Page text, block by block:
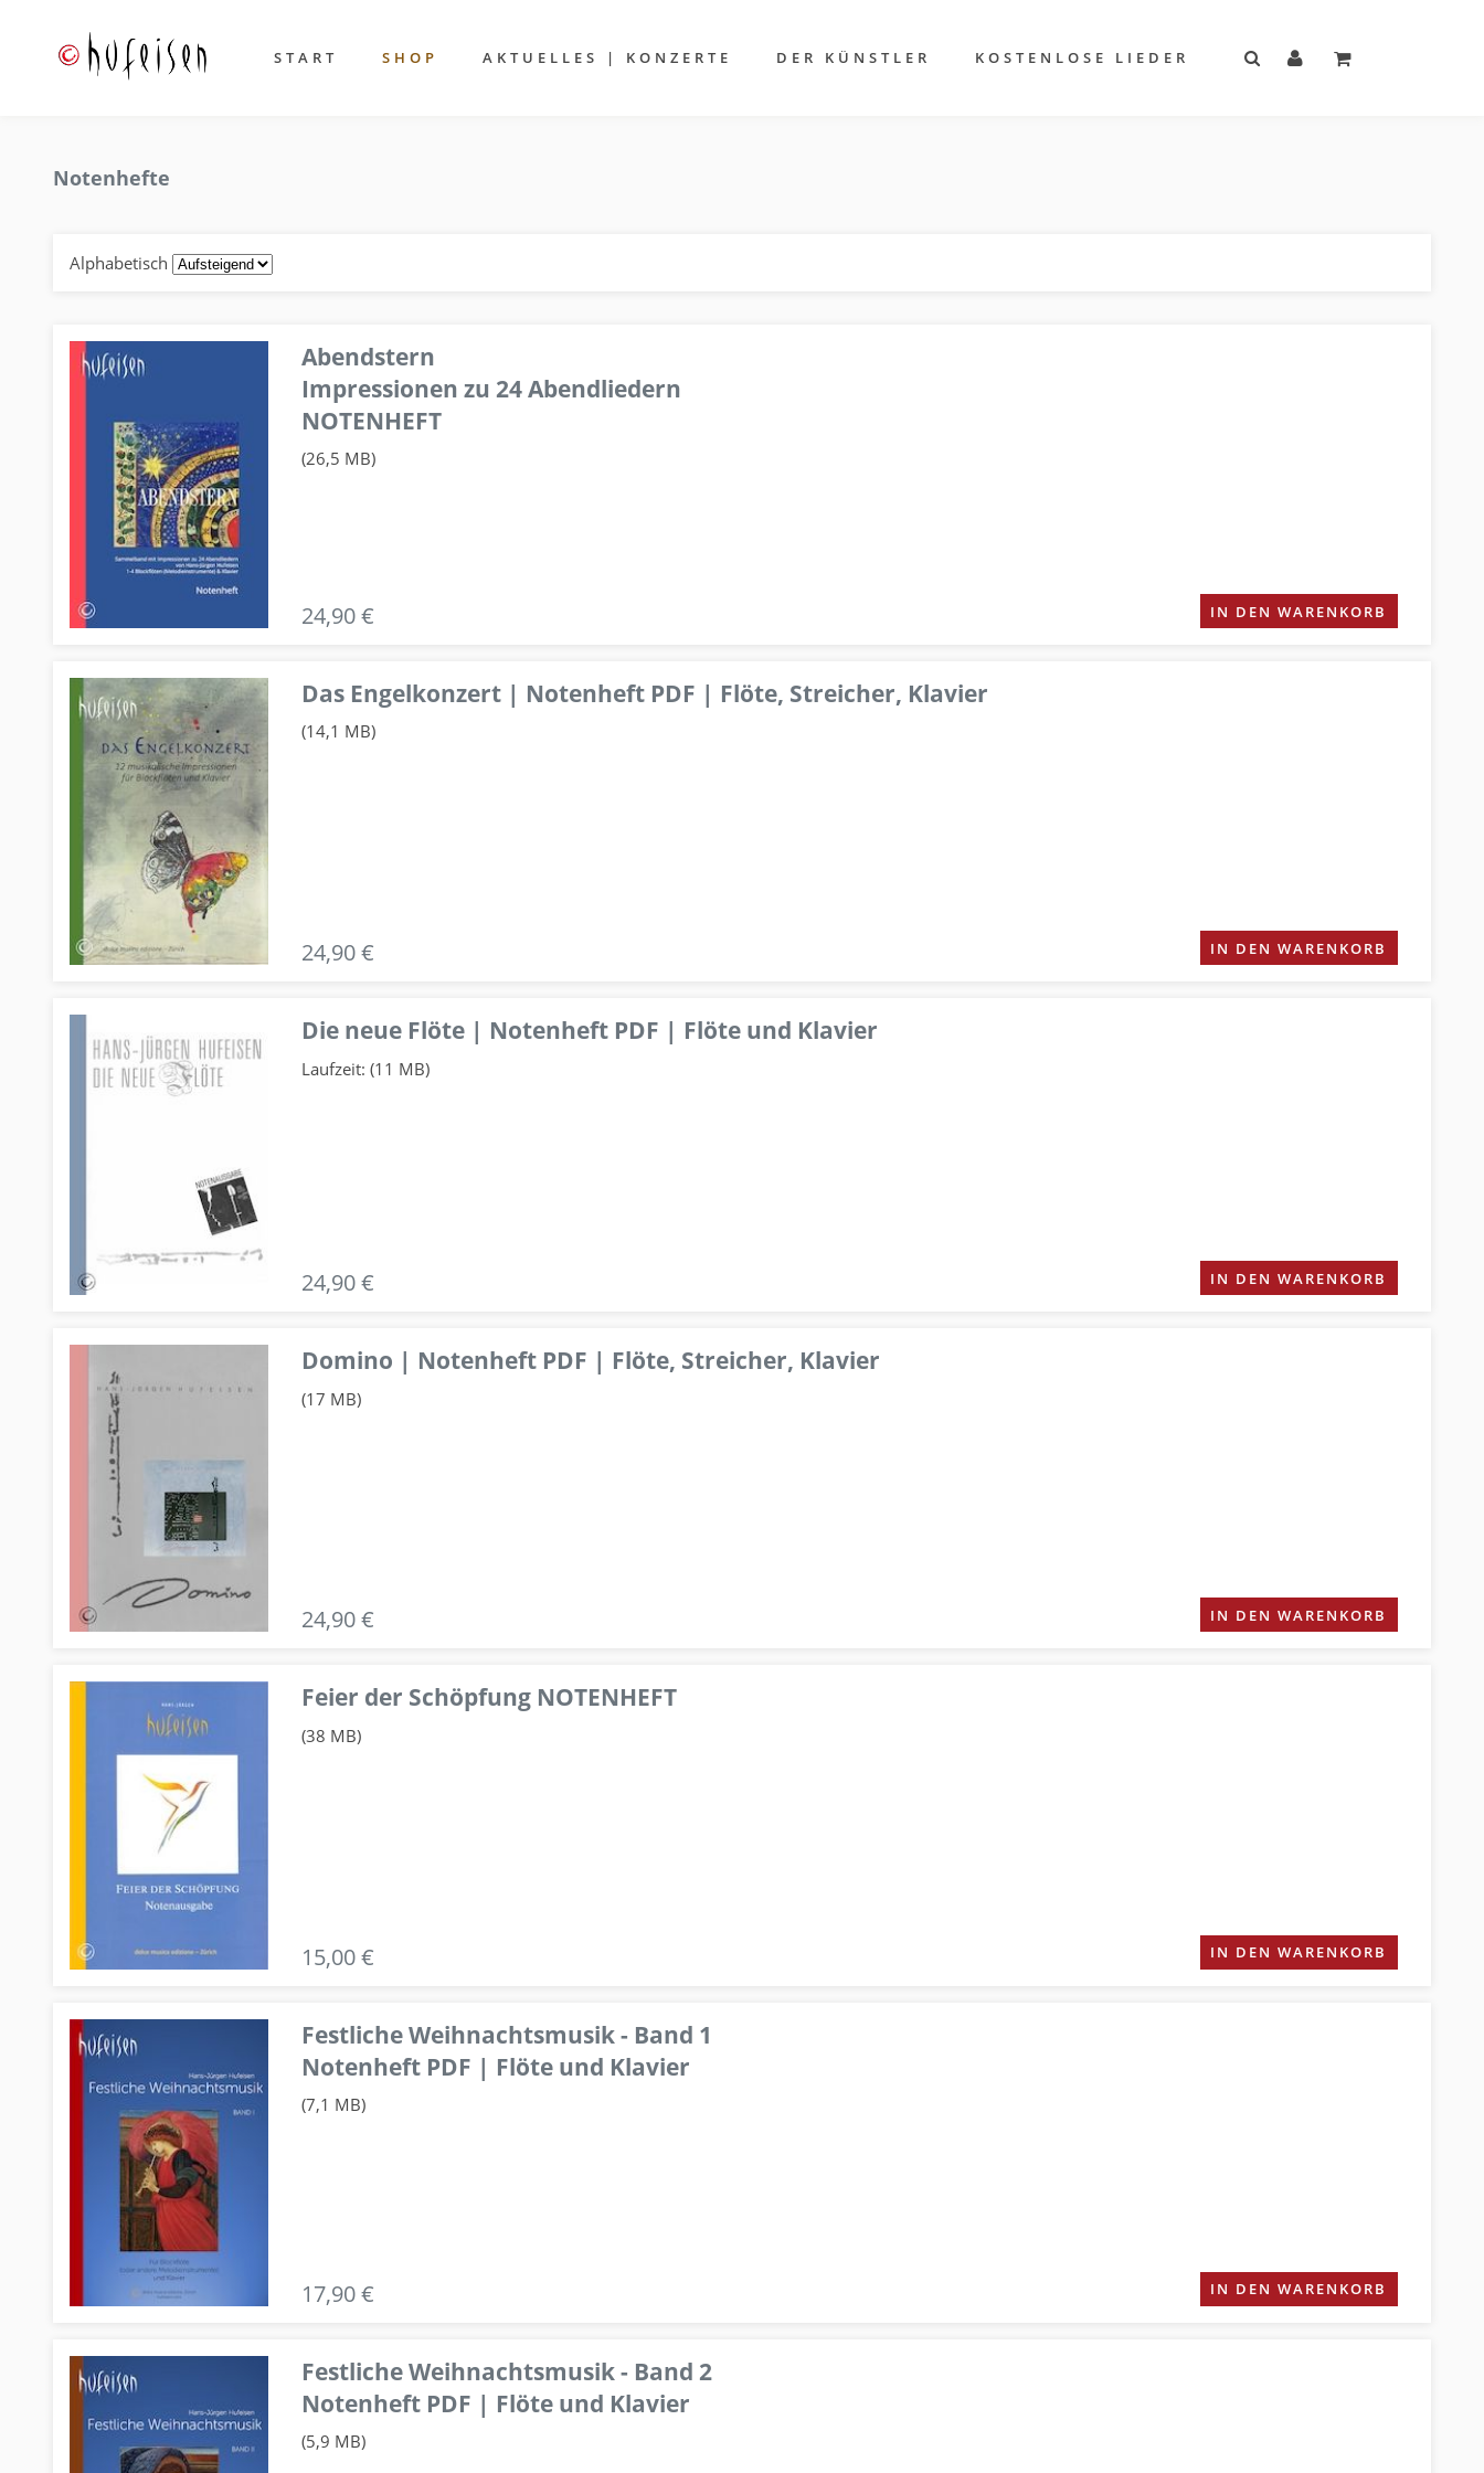
START SHOP AKTUELLES | KONZERTE DER KÜNSTLER KOSTENLOSE LIEDER
Notenhefte
Alphabetisch
Abendstern
Impressionen zu 24 Abendliedern
NOTENHEFT
(26,5 MB)
24,90 € IN DEN WARENKORB
Das Engelkonzert | Notenheft PDF | Flöte, Streicher, Klavier
(14,1 MB)
24,90 € IN DEN WARENKORB
Die neue Flöte | Notenheft PDF | Flöte und Klavier
Laufzeit: (11 MB)
24,90 € IN DEN WARENKORB
Domino | Notenheft PDF | Flöte, Streicher, Klavier
(17 MB)
24,90 € IN DEN WARENKORB
Feier der Schöpfung NOTENHEFT
(38 MB)
15,00 € IN DEN WARENKORB
Festliche Weihnachtsmusik - Band 1
Notenheft PDF | Flöte und Klavier
(7,1 MB)
17,90 € IN DEN WARENKORB
Festliche Weihnachtsmusik - Band 2
Notenheft PDF | Flöte und Klavier
(5,9 MB)